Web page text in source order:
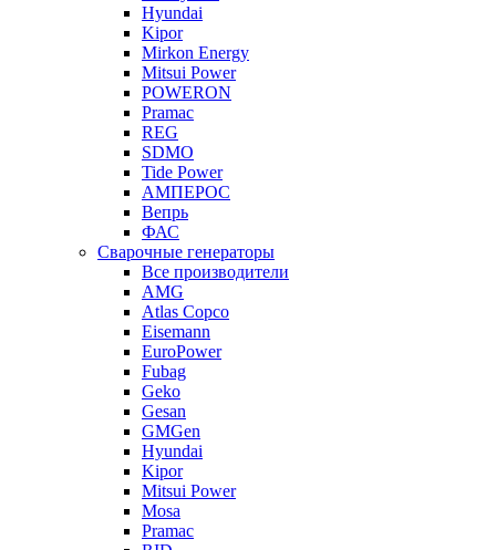
Hyundai
Kipor
Mirkon Energy
Mitsui Power
POWERON
Pramac
REG
SDMO
Tide Power
АМПЕРОС
Вепрь
ФАС
Сварочные генераторы
Все производители
AMG
Atlas Copco
Eisemann
EuroPower
Fubag
Geko
Gesan
GMGen
Hyundai
Kipor
Mitsui Power
Mosa
Pramac